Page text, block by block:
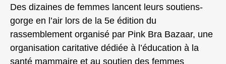
Des dizaines de femmes lancent leurs soutiens-
gorge en l’air lors de la 5e édition du
rassemblement organisé par Pink Bra Bazaar, une
organisation caritative dédiée à l’éducation à la
santé mammaire et au soutien des femmes